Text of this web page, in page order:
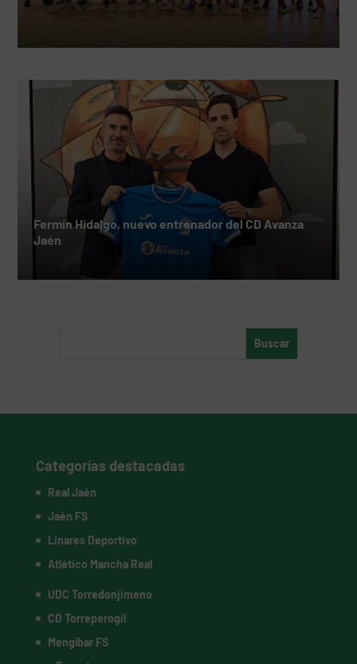
Fermín Hidalgo, nuevo entrenador del CD Avanza
Jaén
Categorías destacadas
Real Jaén
Jaén FS
Linares Deportivo
Atlético Mancha Real
UDC Torredonjimeno
CD Torreperogil
Mengíbar FS